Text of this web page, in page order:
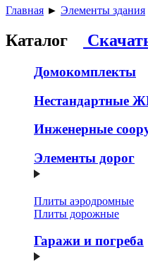
Главная ► Элементы здания
Каталог
Домокомплекты
Нестандартные
Инженерные
Элементы дорог
Плиты аэродромные
Плиты дорожные
Гаражи и погреба